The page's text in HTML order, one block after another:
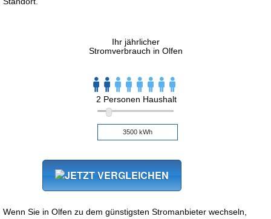
Ihr jährlicher
Stromverbrauch in Olfen
2 Personen Haushalt
Wenn Sie in Olfen zu dem günstigsten Stromanbieter wechseln,